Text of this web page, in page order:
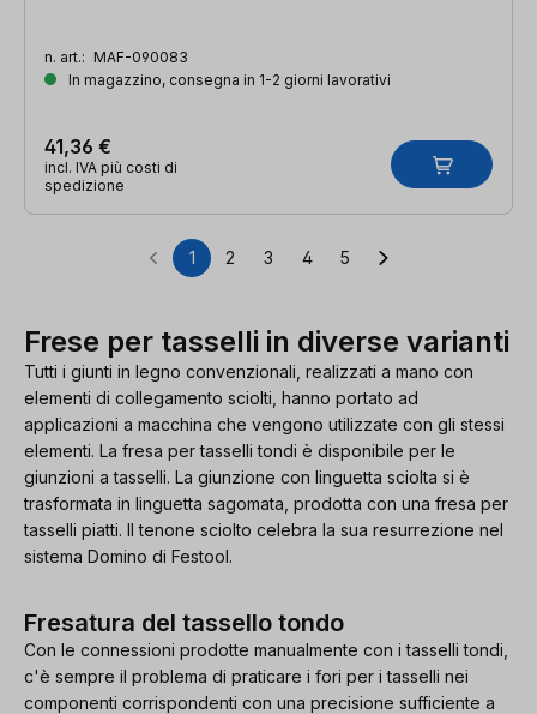
n. art.: MAF-090083
In magazzino, consegna in 1-2 giorni lavorativi
41,36 €
incl. IVA più costi di
spedizione
Pagina
1 Pagina
2 Pagina
3 Pagina
4 Pagina
5
Frese per tasselli in diverse varianti
Tutti i giunti in legno convenzionali, realizzati a mano con
elementi di collegamento sciolti, hanno portato ad
applicazioni a macchina che vengono utilizzate con gli stessi
elementi. La fresa per tasselli tondi è disponibile per le
giunzioni a tasselli. La giunzione con linguetta sciolta si è
trasformata in linguetta sagomata, prodotta con una fresa per
tasselli piatti. Il tenone sciolto celebra la sua resurrezione nel
sistema Domino di Festool.
Fresatura del tassello tondo
Con le connessioni prodotte manualmente con i tasselli tondi,
c'è sempre il problema di praticare i fori per i tasselli nei
componenti corrispondenti con una precisione sufficiente a